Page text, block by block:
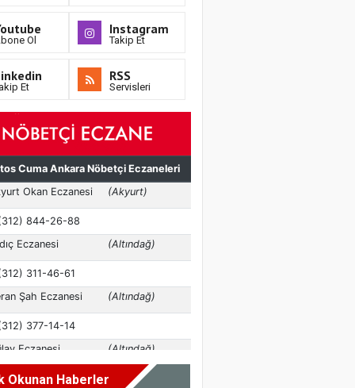
Ol
Instagram
Takip Et
Et
RSS
Servisleri
Okunan Haberler